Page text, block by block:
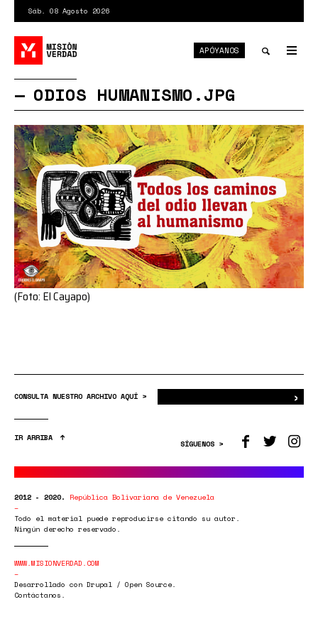
contenido
principal
Sáb. 08 Agosto 2026
search
APÓYANOS
ODIOS HUMANISMO.JPG
(Foto: El Cayapo)
CONSULTA NUESTRO ARCHIVO AQUÍ > ›
IR ARRIBA
SÍGUENOS >
2012 - 2020. República Bolivariana de Venezuela
Todo el material puede reproducirse citando su autor.
Ningún derecho reservado.
WWW.MISIONVERDAD.COM
Desarrollado con Drupal / Open Source.
Contáctanos.